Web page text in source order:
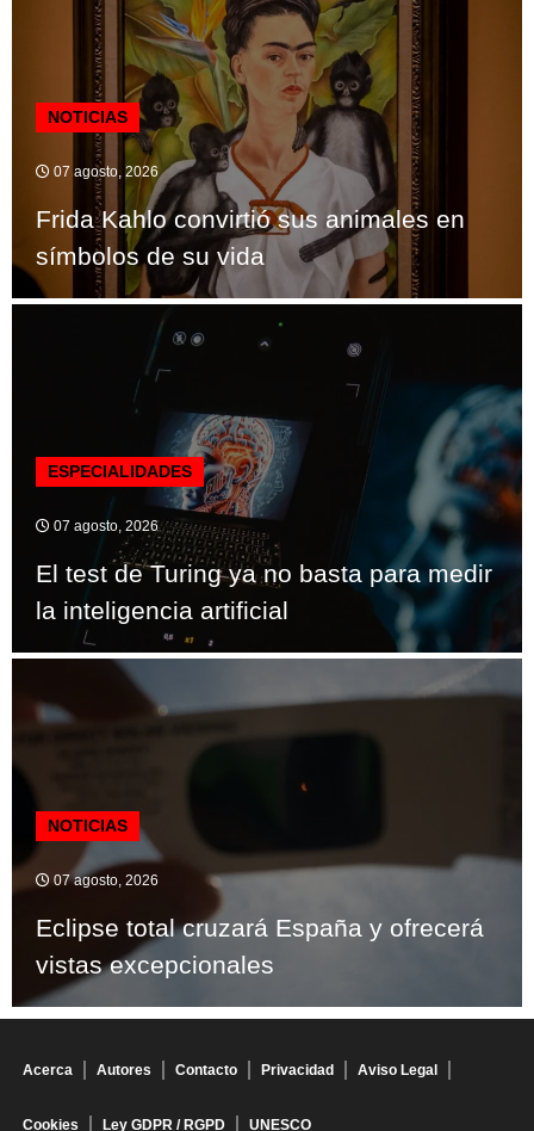
NOTICIAS
07 agosto, 2026
Frida Kahlo convirtió sus animales en
símbolos de su vida
ESPECIALIDADES
07 agosto, 2026
El test de Turing ya no basta para medir
la inteligencia artificial
NOTICIAS
07 agosto, 2026
Eclipse total cruzará España y ofrecerá
vistas excepcionales
Acerca Autores Contacto Privacidad Aviso Legal
Cookies Ley GDPR / RGPD UNESCO